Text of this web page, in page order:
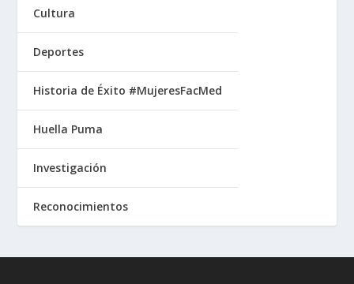
Cultura
Deportes
Historia de Éxito #MujeresFacMed
Huella Puma
Investigación
Reconocimientos